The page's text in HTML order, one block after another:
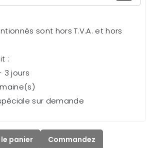
sont hors T.V.A. et hors
:
3 jours
sur demande
panier Commandez